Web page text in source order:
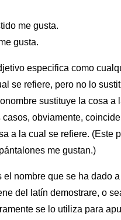
me gusta.
gusta.
especifica como
se refiere, pero no lo
sustituye la cosa a
casos, obviamente,
a la cual se refiere. (Este
me gustan.)
el nombre que se ha dado
del latín demostrare, o
se lo utiliza para